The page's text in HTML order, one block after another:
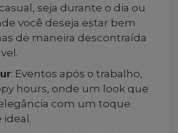
seja durante o dia ou
você deseja estar bem
de maneira descontraída
: Eventos após o trabalho,
hours, onde um look que
com um toque
ideal.